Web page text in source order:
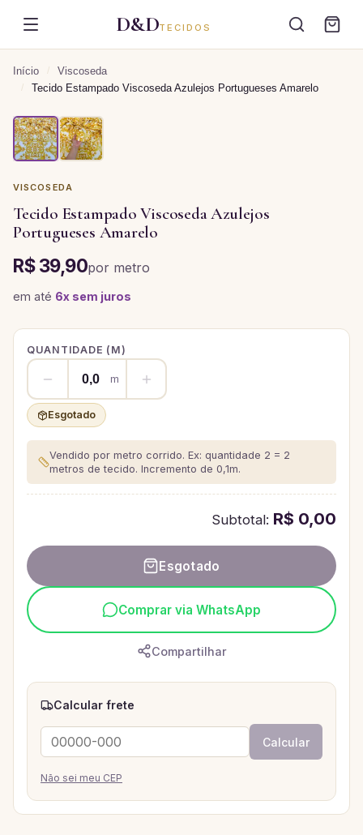
D&DTECIDOS
Início / Viscoseda
/ Tecido Estampado Viscoseda Azulejos Portugueses Amarelo
VISCOSEDA
Tecido Estampado Viscoseda Azulejos
Portugueses Amarelo
R$ 39,90por metro
em até 6x sem juros
QUANTIDADE ( M)
m
Esgotado
Vendido por metro corrido. Ex: quantidade 2 = 2
metros de tecido. Incremento de 0,1m.
Subtotal: R$ 0,00
Esgotado
Comprar via WhatsApp
Compartilhar
Calcular frete
Calcular
Não sei meu CEP